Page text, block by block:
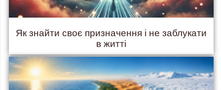
Як знайти своє призначення і не заблукати
в житті